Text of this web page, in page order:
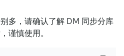
多，请确认了解 DM 同步分库
谨慎使用。